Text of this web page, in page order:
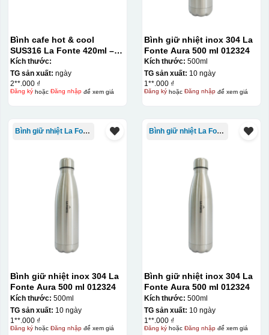
Bình cafe hot & cool
SUS316 La Fonte 420ml –
012775
Kích thước:
TG sản xuất: ngày
2**.000 ₫
Đăng kýhoặc Đăng nhậpđể xem giá
Bình giữ nhiệt inox 304 La
Fonte Aura 500 ml 012324
Kích thước: 500ml
TG sản xuất: 10 ngày
1**.000 ₫
Đăng kýhoặc Đăng nhậpđể xem giá
Bình giữ nhiệt La Fonte
Bình giữ nhiệt inox 304 La
Fonte Aura 500 ml 012324
Kích thước: 500ml
TG sản xuất: 10 ngày
1**.000 ₫
Đăng kýhoặc Đăng nhậpđể xem giá
Bình giữ nhiệt La Fonte
Bình giữ nhiệt inox 304 La
Fonte Aura 500 ml 012324
Kích thước: 500ml
TG sản xuất: 10 ngày
1**.000 ₫
Đăng kýhoặc Đăng nhậpđể xem giá